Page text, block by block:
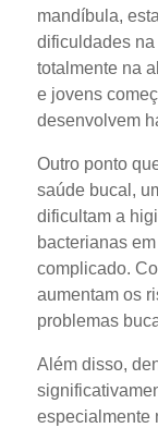
mandíbula,
dificuldades
totalmente na
e jovens
desenvolvem
Outro ponto
saúde bucal,
dificultam a
bacterianas
complicado.
aumentam os
problemas
Além disso,
especialmente